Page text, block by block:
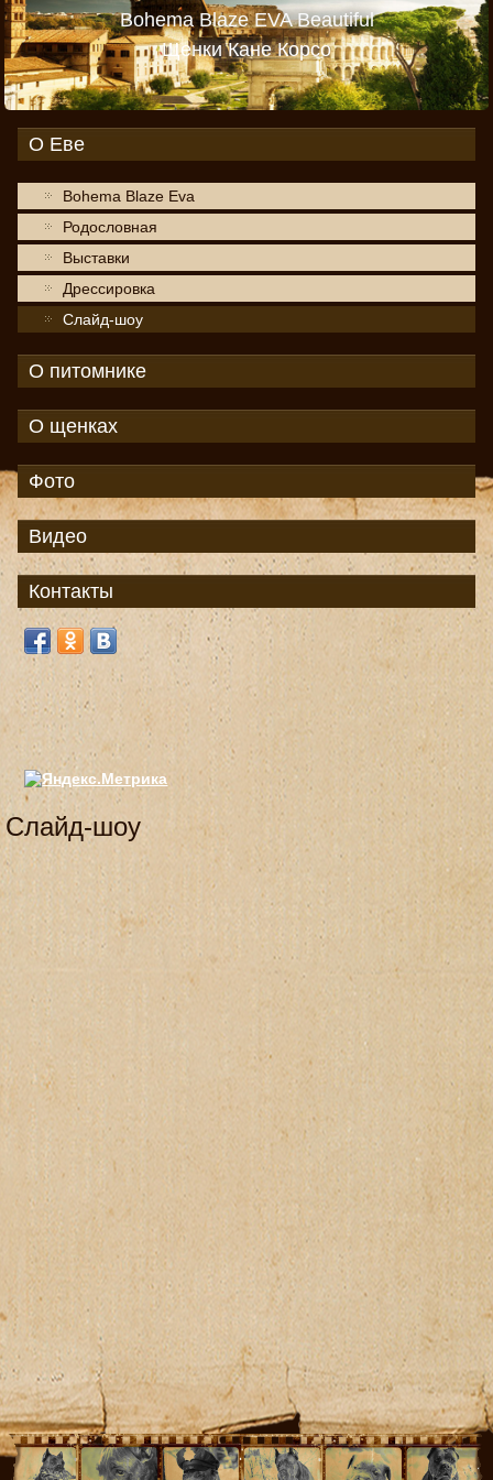
Bohema Blaze EVA Beautiful
Щенки Кане Корсо
О Еве
Bohema Blaze Eva
Родословная
Выставки
Дрессировка
Слайд-шоу
О питомнике
О щенках
Фото
Видео
Контакты
Слайд-шоу